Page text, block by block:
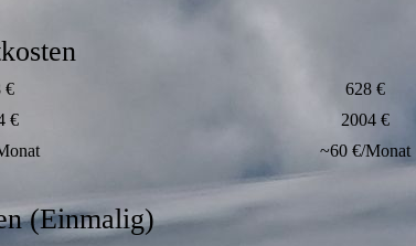
€
628 €
€
2004 €
~60 €/Monat
(Einmalig)